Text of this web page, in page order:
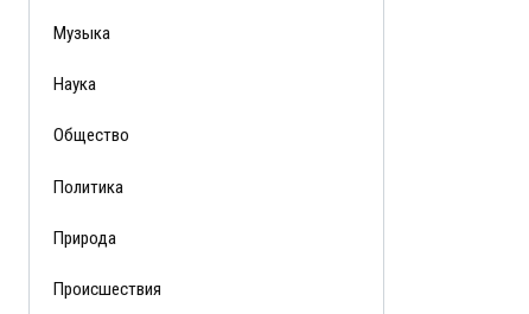
Музыка
Наука
Общество
Политика
Природа
Происшествия